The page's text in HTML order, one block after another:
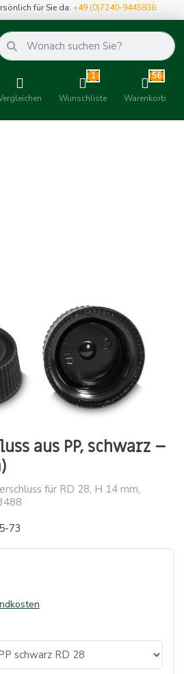
für Sie da:+49 (0)7240-9445836
1
Wunschliste
56
Warenkorb
aus PP, schwarz –
für RD 28, H 14 mm,
73